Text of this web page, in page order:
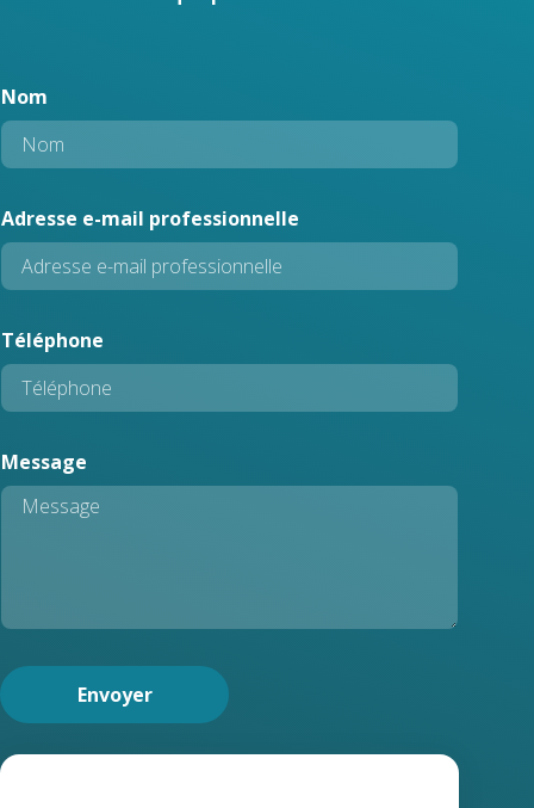
Nom
-
m
a
l
N
o
e
-
Adresse e-mail professionnelle
Téléphone
Message
Envoyer